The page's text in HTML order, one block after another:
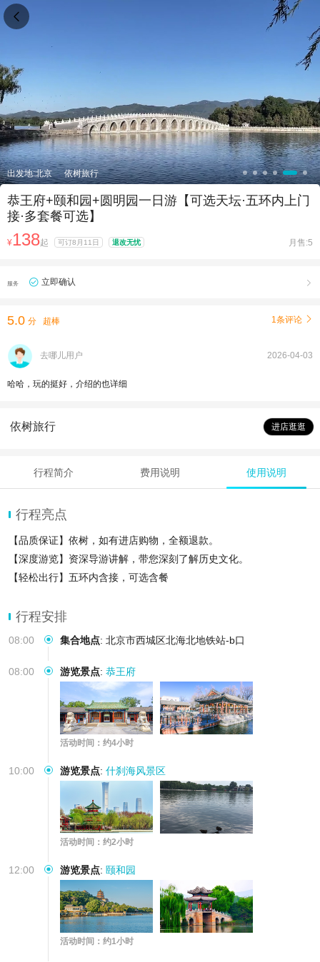
出发地:北京 依树旅行
恭王府+颐和园+圆明园一日游【可选天坛·五环内上门
接·多套餐可选】
¥138起 可订8月11日 退改无忧 月售:5
服务 立即确认 
5.0 分 超棒 1条评论 
去哪儿用户 2026-04-03
哈哈，玩的挺好，介绍的也详细
依树旅行 进店逛逛
行程简介 费用说明 使用说明
行程亮点
【品质保证】依树，如有进店购物，全额退款。
【深度游览】资深导游讲解，带您深刻了解历史文化。
【轻松出行】五环内含接，可选含餐
行程安排
08:00 集合地点: 北京市西城区北海北地铁站-b口
08:00 游览景点: 恭王府
活动时间：约4小时
10:00 游览景点: 什刹海风景区
活动时间：约2小时
12:00 游览景点: 颐和园
活动时间：约1小时
